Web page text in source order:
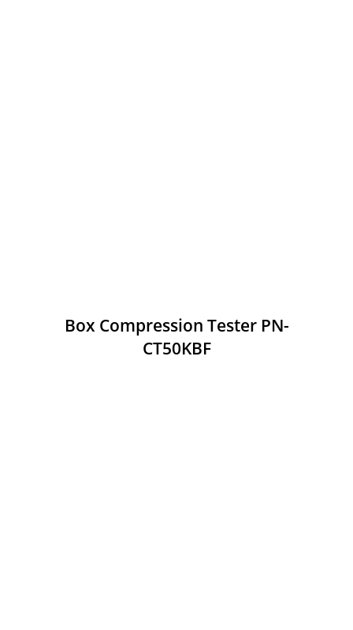
Box Compression Tester PN-
CT50KBF